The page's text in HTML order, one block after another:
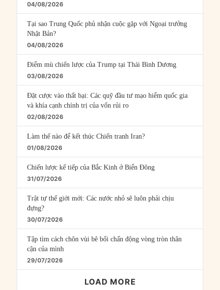
04/08/2026
Tại sao Trung Quốc phủ nhận cuộc gặp với Ngoại trưởng
Nhật Bản?
04/08/2026
Điểm mù chiến lược của Trump tại Thái Bình Dương
03/08/2026
Đặt cược vào thất bại: Các quỹ đầu tư mạo hiểm quốc gia
và khía cạnh chính trị của vốn rủi ro
02/08/2026
Làm thế nào để kết thúc Chiến tranh Iran?
01/08/2026
Chiến lược kế tiếp của Bắc Kinh ở Biển Đông
31/07/2026
Trật tự thế giới mới: Các nước nhỏ sẽ luôn phải chịu
đựng?
30/07/2026
Tập tìm cách chôn vùi bê bối chấn động vòng tròn thân
cận của mình
29/07/2026
LOAD MORE